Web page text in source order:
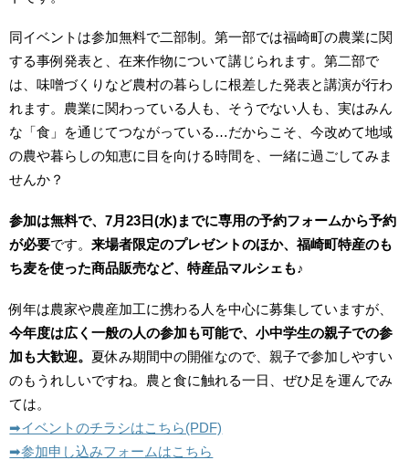
同イベントは参加無料で二部制。第一部では福崎町の農業に関
する事例発表と、在来作物について講じられます。第二部で
は、味噌づくりなど農村の暮らしに根差した発表と講演が行わ
れます。農業に関わっている人も、そうでない人も、実はみん
な「食」を通じてつながっている…だからこそ、今改めて地域
の農や暮らしの知恵に目を向ける時間を、一緒に過ごしてみま
せんか？
参加は無料で、7月23日(水)までに専用の予約フォームから予約
が必要です。来場者限定のプレゼントのほか、福崎町特産のも
ち麦を使った商品販売など、特産品マルシェも♪
例年は農家や農産加工に携わる人を中心に募集していますが、
今年度は広く一般の人の参加も可能で、小中学生の親子での参
加も大歓迎。 夏休み期間中の開催なので、親子で参加しやすい
のもうれしいですね。農と食に触れる一日、ぜひ足を運んでみ
ては。
➡︎イベントのチラシはこちら(PDF)
➡︎参加申し込みフォームはこちら